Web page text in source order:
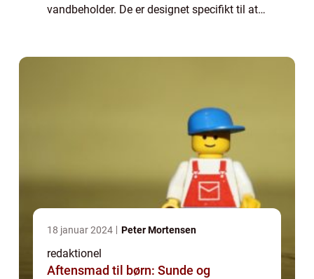
vandbeholder. De er designet specifikt til at
18 januar 2024 Peter Mortensen
redaktionel
Aftensmad til børn: Sunde og